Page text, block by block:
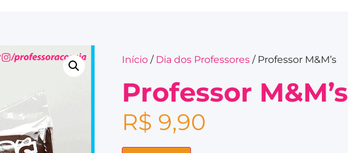
Início / Dia dos Professores / Professor M&M’s
Professor M&M’s
R$ 9,90